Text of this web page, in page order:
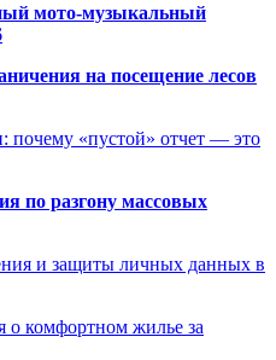
мото-музыкальный
на посещение лесов
почему «пустой» отчет — это
по разгону массовых
и защиты личных данных в
о комфортном жилье за